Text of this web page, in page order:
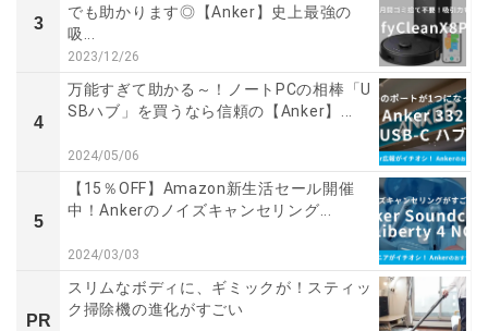
3
でも助かります◎【Anker】史上最強の
吸...
2023/12/26
4
万能すぎて助かる～！ノートPCの相棒「U
SBハブ」を買うなら信頼の【Anker】...
2024/05/06
5
【15％OFF】Amazon新生活セール開催
中！Ankerのノイズキャンセリング...
2024/03/03
PR
スリムなボディに、ギミックが！スティッ
ク掃除機の進化がすごい